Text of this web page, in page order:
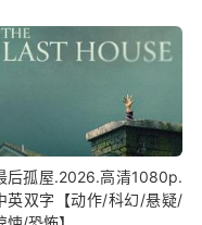
后孤屋.2026.高清1080p.
英双字【动作/科幻/悬疑/